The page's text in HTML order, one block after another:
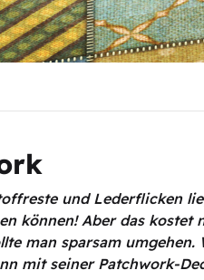
und Lederflicken
können! Aber das
man sparsam
mit seiner Patchwork-